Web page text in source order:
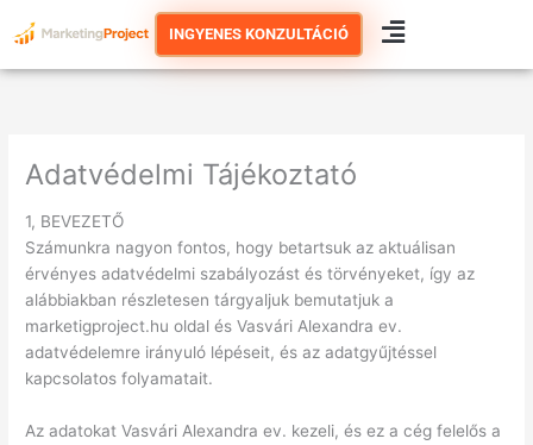
to
INGYENES KONZULTÁCIÓ
Adatvédelmi Tájékoztató
1, BEVEZETŐ
Számunkra nagyon fontos, hogy betartsuk az aktuálisan
érvényes adatvédelmi szabályozást és törvényeket, így az
alábbiakban részletesen tárgyaljuk bemutatjuk a
marketigproject.hu oldal és Vasvári Alexandra ev.
adatvédelemre irányuló lépéseit, és az adatgyűjtéssel
kapcsolatos folyamatait.
Az adatokat Vasvári Alexandra ev. kezeli, és ez a cég felelős a